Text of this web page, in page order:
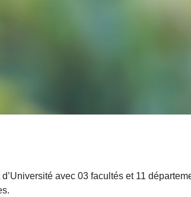
avec 03 facultés et 11